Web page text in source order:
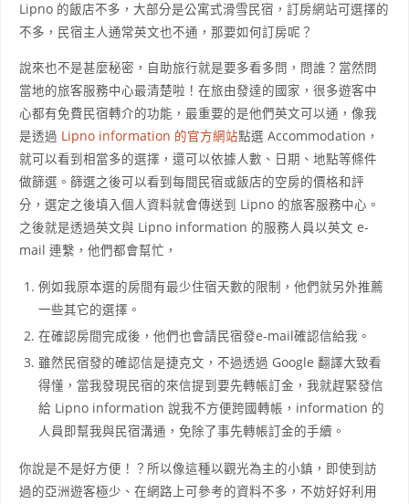
Lipno 的飯店不多，大部分是公寓式滑雪民宿，訂房網站可選擇的
不多，民宿主人通常英文也不通，那要如何訂房呢？
說來也不是甚麼秘密，自助旅行就是要多看多問，問誰？當然問
當地的旅客服務中心最清楚啦！在旅由發達的國家，很多遊客中
心都有免費民宿轉介的功能，最重要的是他們英文可以通，像我
是透過 Lipno information 的官方網站點選 Accommodation，
就可以看到相當多的選擇，還可以依據人數、日期、地點等條件
做篩選。篩選之後可以看到每間民宿或飯店的空房的價格和評
分，選定之後填入個人資料就會傳送到 Lipno 的旅客服務中心。
之後就是透過英文與 Lipno information 的服務人員以英文 e-
mail 連繫，他們都會幫忙，
例如我原本選的房間有最少住宿天數的限制，他們就另外推薦
一些其它的選擇。
在確認房間完成後，他們也會請民宿發e-mail確認信給我。
雖然民宿發的確認信是捷克文，不過透過 Google 翻譯大致看
得懂，當我發現民宿的來信提到要先轉帳訂金，我就趕緊發信
給 Lipno information 說我不方便跨國轉帳，information 的
人員即幫我與民宿溝通，免除了事先轉帳訂金的手續。
你說是不是好方便！？所以像這種以觀光為主的小鎮，即使到訪
過的亞洲遊客極少、在網路上可參考的資料不多，不妨好好利用